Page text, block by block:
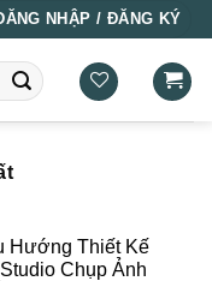
NHẬP / ĐĂNG KÝ
Hướng Thiết Kế
Chụp Ảnh